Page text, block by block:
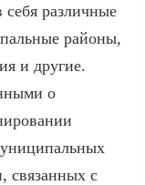
различные
районы,
и другие.
о
связанных с